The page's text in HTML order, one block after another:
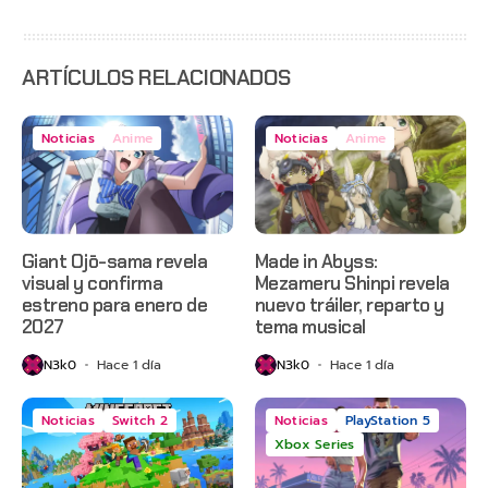
ARTÍCULOS RELACIONADOS
Noticias Anime
Giant Ojō-sama revela
visual y confirma
estreno para enero de
2027
N3k0 Hace 1 día
Noticias Anime
Made in Abyss:
Mezameru Shinpi revela
nuevo tráiler, reparto y
tema musical
N3k0 Hace 1 día
Noticias Switch 2 Noticias
PlayStation 5
Xbox Series